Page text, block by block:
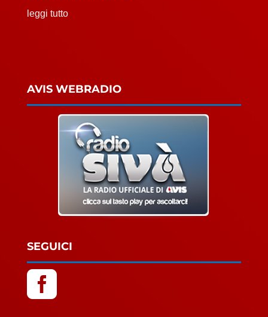
leggi tutto
AVIS WEBRADIO
SEGUICI
